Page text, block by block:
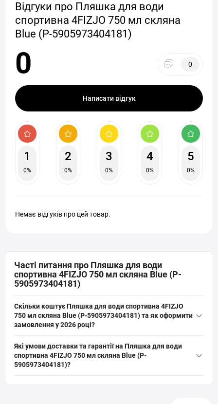
Відгуки про Пляшка для води
спортивна 4FIZJO 750 мл скляна
Blue (P-5905973404181)
0 0
Написати відгук
1
0%
2
0%
3
0%
4
0%
5
0%
Немає відгуків про цей товар.
Часті питання про Пляшка для води
спортивна 4FIZJO 750 мл скляна Blue (P-
5905973404181)
Скільки коштує Пляшка для води спортивна 4FIZJO
750 мл скляна Blue (P-5905973404181) та як оформити
замовлення у 2026 році?
спортивна 4FIZJO 750 мл скляна Blue (P-5905973404181)
(артикул: P-5905973404181) від бренду 4FIZJO складає 1 004 грн
категорії «Пляшки для води спортивні» прямо на сайті інтернет-
Які умови доставки та гарантії на Пляшка для води
спортивна 4FIZJO 750 мл скляна Blue (P-
5905973404181)?